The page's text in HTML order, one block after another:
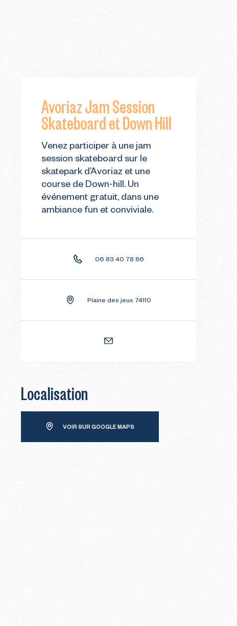
Avoriaz Jam Session
Skateboard et Down Hill
Venez participer à une jam
session skateboard sur le
skatepark d’Avoriaz et une
course de Down-hill. Un
événement gratuit, dans une
ambiance fun et conviviale.
06 83 40 78 86
Plaine des jeux 74110
Localisation
VOIR SUR GOOGLE MAPS